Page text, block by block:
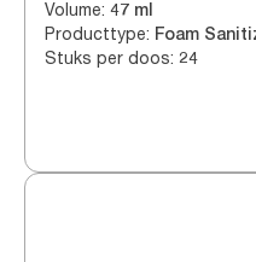
Volume: 47 ml
Producttype: Foam
Stuks per doos: 24